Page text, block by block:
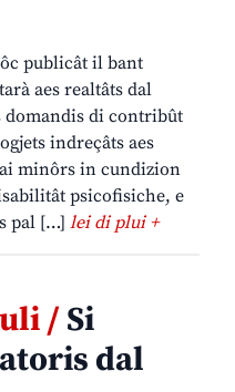
publicât il bant
aes realtâts dal
di contribût
indreçâts aes
minôrs in cundizion
psicofisiche, e
pal […] lei di plui +
/Si
dal